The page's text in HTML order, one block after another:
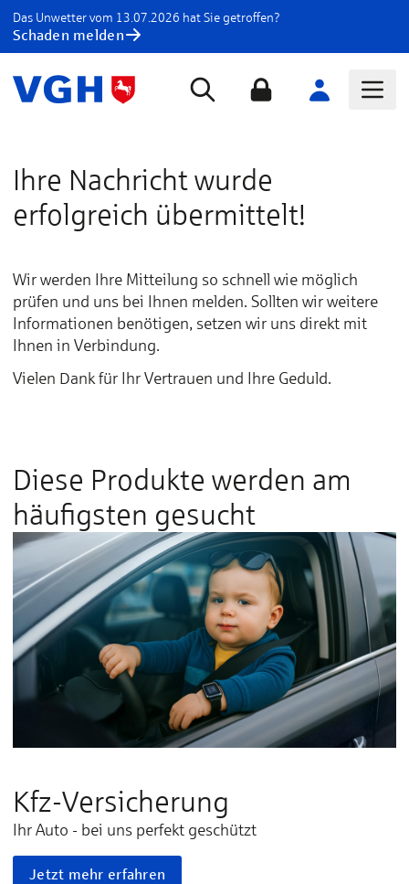
Das Unwetter vom 13.07.2026 hat Sie getroffen?
Schaden melden
Ihre Nachricht wurde
erfolgreich übermittelt!
Wir werden Ihre Mitteilung so schnell wie möglich
prüfen und uns bei Ihnen melden. Sollten wir weitere
Informationen benötigen, setzen wir uns direkt mit
Ihnen in Verbindung.
Vielen Dank für Ihr Vertrauen und Ihre Geduld.
Diese Produkte werden am
häufigsten gesucht
Kfz-Versicherung
Ihr Auto - bei uns perfekt geschützt
Jetzt mehr erfahren